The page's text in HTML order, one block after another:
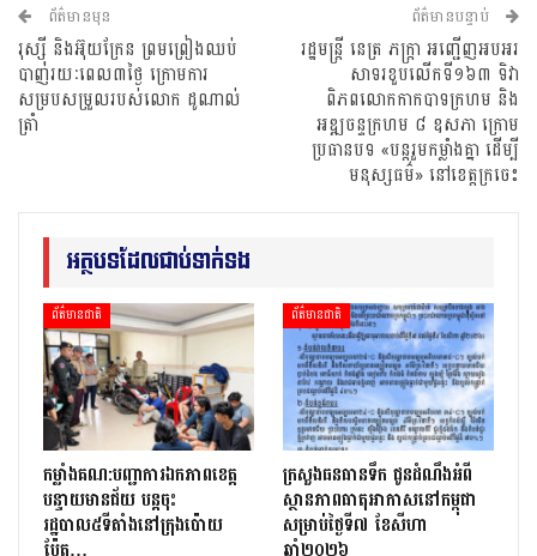
ព័ត៌មានមុន
រុស្ស៉ី និងអ៊ុយក្រែន ព្រមព្រៀងឈប់
បាញ់រយៈពេល៣ថ្ងៃ ក្រោមការ
សម្របសម្រួលរបស់លោក ដូណាល់
ត្រាំ
ព័ត៌មានបន្ទាប់
រដ្ឋមន្ត្រី នេត្រ ភក្ត្រា អញ្ជើញអបអរ
សាទរខួបលើកទី១៦៣ ទិវា
ពិភពលោកកាកបាទក្រហម និង
អឌ្ឍចន្ទក្រហម ៨ ឧសភា ក្រោម
ប្រធានបទ «បន្តរួមកម្លាំងគ្នា ដើម្បី
មនុស្សធម៌» នៅខេត្តក្រចេះ
អត្ថបទដែលជាប់ទាក់ទង
ព័ត៌មានជាតិ
កម្លាំងគណ:បញ្ជាការឯកភាពខេត្ត
បន្ទាយមានជ័យ បន្តចុះ
រដ្ឋបាល៥ទីតាំងនៅក្រុងប៉ោយ
ព័ត៌មានជាតិ
ក្រសួងធនធានទឹក ជូនដំណឹងអំពី
ស្ថានភាពធាតុអាកាសនៅកម្ពុជា
សម្រាប់ថ្ងៃទី៧ ខែសីហា